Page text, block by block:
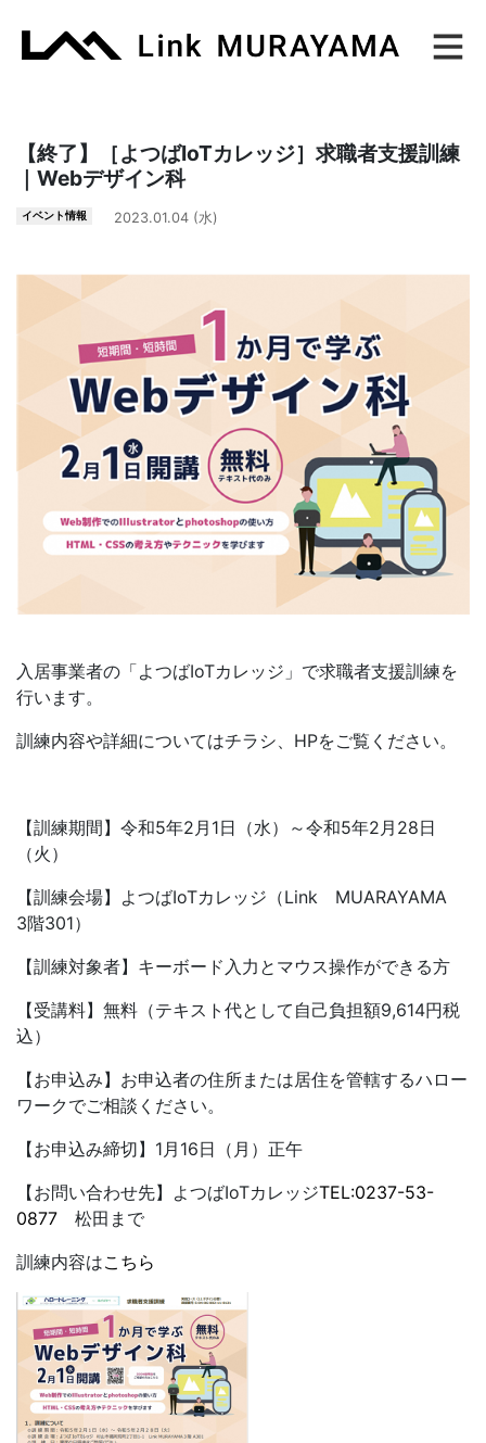
Main Navigation
【終了】［よつばIoTカレッジ］求職者支援訓練
｜Webデザイン科
イベント情報 2023.01.04 (水)
入居事業者の「よつばIoTカレッジ」で求職者支援訓練を
行います。
訓練内容や詳細についてはチラシ、HPをご覧ください。
【訓練期間】令和5年2月1日（水）～令和5年2月28日
（火）
【訓練会場】よつばIoTカレッジ（Link MUARAYAMA
3階301）
【訓練対象者】キーボード入力とマウス操作ができる方
【受講料】無料（テキスト代として自己負担額9,614円税
込）
【お申込み】お申込者の住所または居住を管轄するハロー
ワークでご相談ください。
【お申込み締切】1月16日（月）正午
【お問い合わせ先】よつばIoTカレッジTEL:0237-53-
0877 松田まで
訓練内容はこちら